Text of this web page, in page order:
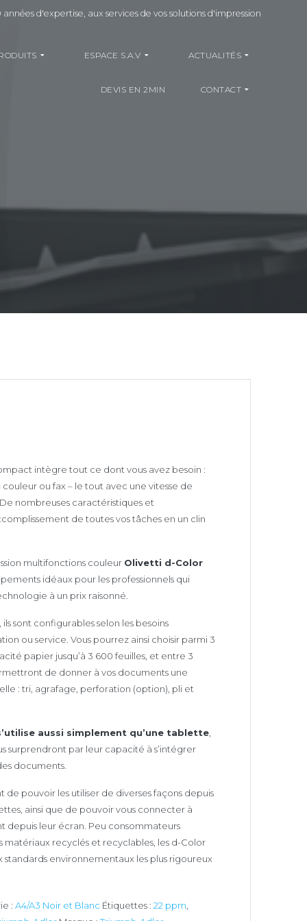
années d'expertise, aux services de vos solutions d'impression
ESPACE S.A.V ACTUALITÉS
DEVIS EN 2MIN CONTACT
intègre tout ce dont vous avez besoin :
ou fax – le tout avec une vitesse de
nombreuses caractéristiques et
de toutes vos tâches en un clin
multifonctions couleur Olivetti d-Color
idéaux pour les professionnels qui
à un prix raisonné.
sont configurables selon les besoins
ou service. Vous pourrez ainsi choisir parmi 3
papier jusqu’à 3 600 feuilles, et entre 3
de donner à vos documents une
: tri, agrafage, perforation (option), pli et
aussi simplement qu’une tablette,
surprendront par leur capacité à s’intégrer
documents.
pouvoir les utiliser de diverses façons depuis
ainsi que de pouvoir vous connecter à
depuis leur écran. Peu consommateurs
matériaux recyclés et recyclables, les d-Color
standards environnementaux les plus rigoureux
: A4/A3 Noir et Blanc Étiquettes : 22 ppm,